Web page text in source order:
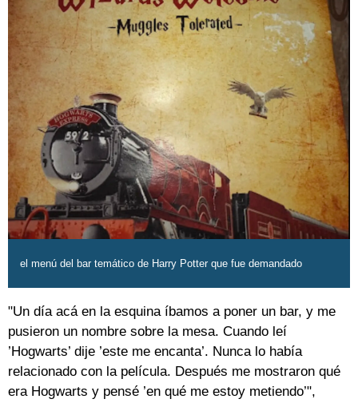
el menú del bar temático de Harry Potter que fue demandado
"Un día acá en la esquina íbamos a poner un bar, y me
pusieron un nombre sobre la mesa. Cuando leí
’Hogwarts’ dije ’este me encanta’. Nunca lo había
relacionado con la película. Después me mostraron qué
era Hogwarts y pensé ’en qué me estoy metiendo’",